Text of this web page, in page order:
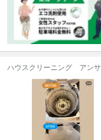
ハウスクリーニング アン